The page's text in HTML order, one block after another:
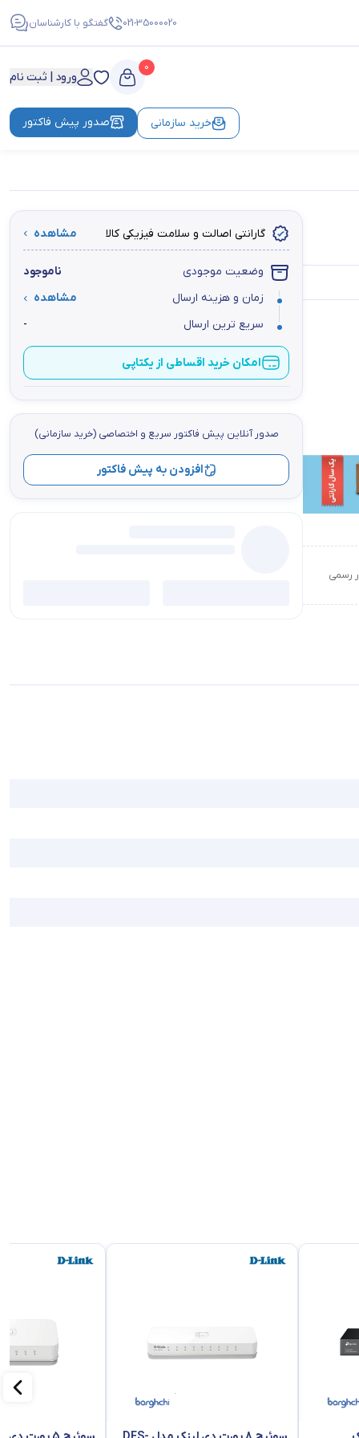
021-35000020 گفتگو با کارشناسان
0
ورود | ثبت نام
خرید سازمانی صدور پیش فاکتور
رسمی
گارانتی اصالت و سلامت فیزیکی کالا مشاهده
وضعیت موجودی
ناموجود
زمان و هزینه ارسال
مشاهده
سریع ترین ارسال
-
امکان خرید اقساطی از یکتاپی
صدور آنلاین پيش فاكتور سریع و اختصاصي (خرید سازمانی)
افزودن به پیش فاکتور